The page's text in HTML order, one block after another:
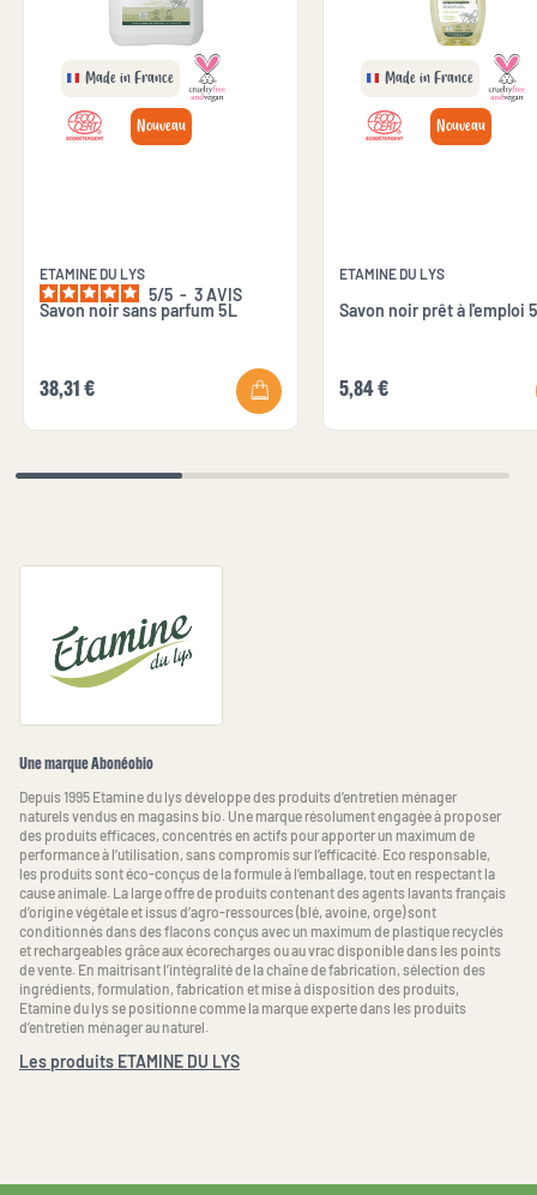
Made in France
Nouveau
ETAMINE DU LYS
5/5 - 3AVIS
Savon noir sans parfum 5L
38,31 €
Made in France
Nouveau
ETAMINE DU LYS
Savon noir prêt à l'emploi
5,84 €
Une marque Abonéobio
Depuis 1995 Etamine du lys développe des produits d’entretien ménager
naturels vendus en magasins bio. Une marque résolument engagée à proposer
des produits efficaces, concentrés en actifs pour apporter un maximum de
performance à l’utilisation, sans compromis sur l’efficacité. Eco responsable,
les produits sont éco-conçus de la formule à l’emballage, tout en respectant la
cause animale. La large offre de produits contenant des agents lavants français
d’origine végétale et issus d’agro-ressources (blé, avoine, orge) sont
conditionnés dans des flacons conçus avec un maximum de plastique recyclés
et rechargeables grâce aux écorecharges ou au vrac disponible dans les points
de vente. En maitrisant l’intégralité de la chaîne de fabrication, sélection des
ingrédients, formulation, fabrication et mise à disposition des produits,
Etamine du lys se positionne comme la marque experte dans les produits
d’entretien ménager au naturel.
Les produits ETAMINE DU LYS